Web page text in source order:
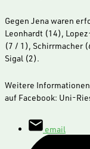
Gegen Jena waren
Leonhardt (14),
(7 / 1), Schirrmacher
Sigal (2).
Weitere
auf Facebook: Uni-
email